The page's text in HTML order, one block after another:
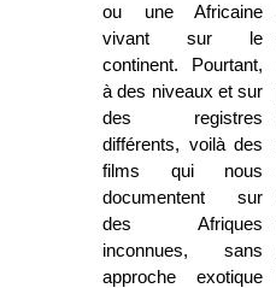
ou une Africaine
vivant sur le
continent. Pourtant,
à des niveaux et sur
des registres
différents, voilà des
films qui nous
documentent sur
des Afriques
inconnues, sans
approche exotique